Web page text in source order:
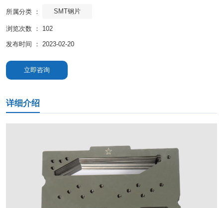
所属分类 ： SMT钢片
浏览次数 ： 102
发布时间 ： 2023-02-20
立即咨询
详细介绍